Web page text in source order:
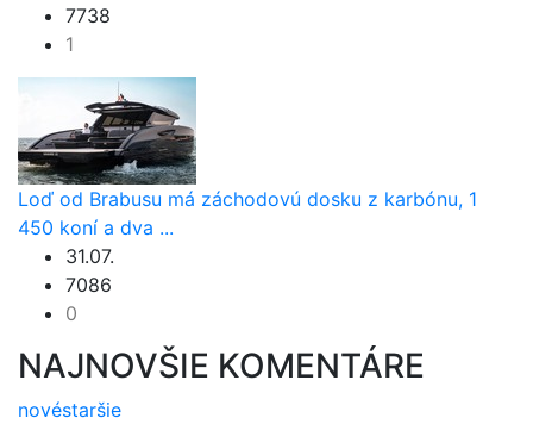
7738
1
Loď od Brabusu má záchodovú dosku z karbónu, 1
450 koní a dva ...
31.07.
7086
0
NAJNOVŠIE KOMENTÁRE
novéstaršie